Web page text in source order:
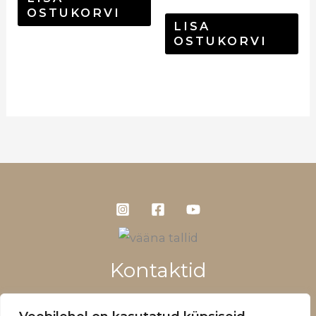
OSTUKORVI
LISA
OSTUKORVI
Kontaktid
+372 5660 1028